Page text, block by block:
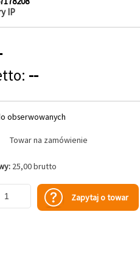
IP
--
obserwowanych
Towar na zamówienie
25,00 brutto
Zapytaj o towar